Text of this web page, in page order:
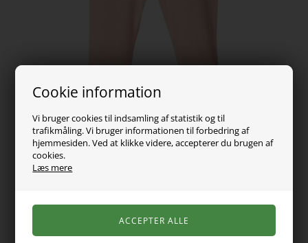
Cookie information
Vi bruger cookies til indsamling af statistik og til
trafikmåling. Vi bruger informationen til forbedring af
hjemmesiden. Ved at klikke videre, accepterer du brugen af
cookies.
Læs mere